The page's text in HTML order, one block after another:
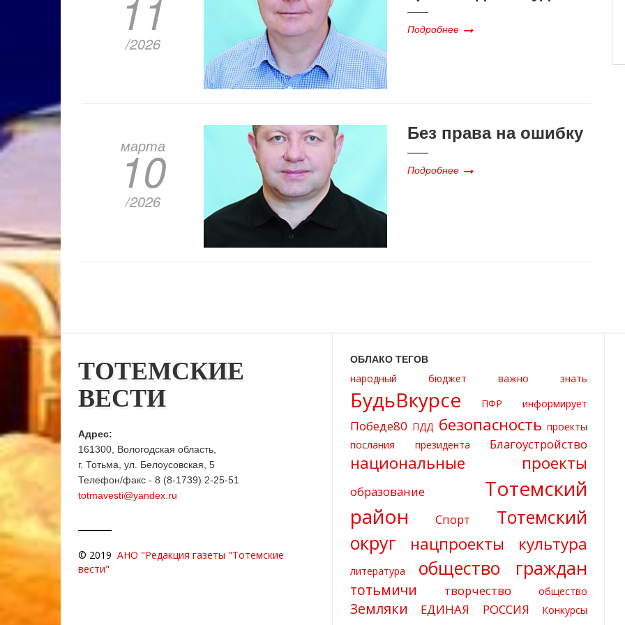
11
/2026
Подробнее
марта
10
/2026
Без права на ошибку
Подробнее
ТОТЕМСКИЕ
ВЕСТИ
Адрес:
161300, Вологодская область,
г. Тотьма, ул. Белоусовская, 5
Телефон/факс - 8 (8-1739) 2-25-51
totmavesti@yandex.ru
© 2019 АНО "Редакция газеты "Тотемские
вести"
ОБЛАКО ТЕГОВ
народный бюджет важно знать
БудьВкурсе ПФР информирует
Победе80 ПДД безопасность проекты
послания президента
Благоустройство
национальные проекты
образование
Тотемский
район
Спорт
Тотемский
округ
нацпроекты культура
литература общество граждан
тотьмичи творчество общество
Земляки ЕДИНАЯ РОССИЯ Конкурсы